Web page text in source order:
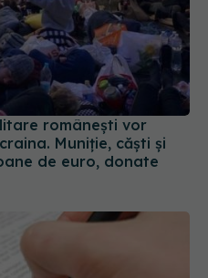
românești vor
Muniție, căști și
de euro, donate